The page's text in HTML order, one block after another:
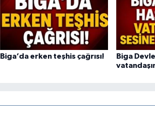
Biga’da erken teşhis çağrısı!
Biga